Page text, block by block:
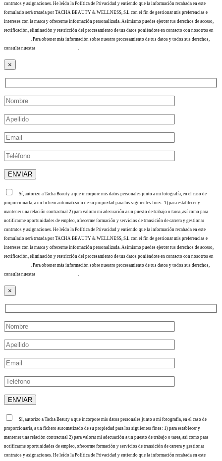
contratos y asignaciones. He leído la Política de Privacidad y entiendo que la información recabada en este
formulario será tratada por TACHA BEAUTY & WELLNESS, S.L con el fin de gestionar mis preferencias e
intereses con la marca y ofrecerme información personalizada. Asimismo puedes ejercer tus derechos de acceso,
rectificación, eliminación y restricción del procesamiento de tus datos poniéndote en contacto con nosotros en
. Para obtener más información sobre nuestro procesamiento de tus datos y todos sus derechos,
consulta nuestra
×
Sí, autorizo a Tacha Beauty a que incorpore mis datos personales junto a mi fotografía, en el caso de
proporcionarla, a un fichero automatizado de su propiedad para los siguientes fines: 1) para establecer y
mantener una relación contractual 2) para valorar mi adecuación a un puesto de trabajo o tarea, así como para
notificarme oportunidades de empleo, ofrecerme formación y servicios de transición de carrera y gestionar
contratos y asignaciones. He leído la Política de Privacidad y entiendo que la información recabada en este
formulario será tratada por TACHA BEAUTY & WELLNESS, S.L con el fin de gestionar mis preferencias e
intereses con la marca y ofrecerme información personalizada. Asimismo puedes ejercer tus derechos de acceso,
rectificación, eliminación y restricción del procesamiento de tus datos poniéndote en contacto con nosotros en
. Para obtener más información sobre nuestro procesamiento de tus datos y todos sus derechos,
consulta nuestra
×
Sí, autorizo a Tacha Beauty a que incorpore mis datos personales junto a mi fotografía, en el caso de
proporcionarla, a un fichero automatizado de su propiedad para los siguientes fines: 1) para establecer y
mantener una relación contractual 2) para valorar mi adecuación a un puesto de trabajo o tarea, así como para
notificarme oportunidades de empleo, ofrecerme formación y servicios de transición de carrera y gestionar
contratos y asignaciones. He leído la Política de Privacidad y entiendo que la información recabada en este